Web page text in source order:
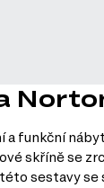
funkční
skříně se
sestavy